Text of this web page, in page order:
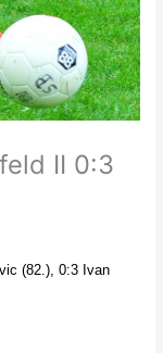
II 0:3
(82.), 0:3 Ivan